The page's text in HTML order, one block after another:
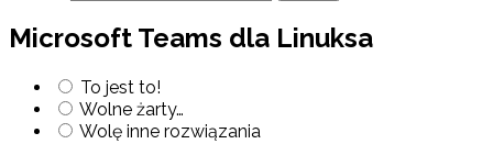
Microsoft Teams dla Linuksa
To jest to!
Wolne żarty…
Wolę inne rozwiązania